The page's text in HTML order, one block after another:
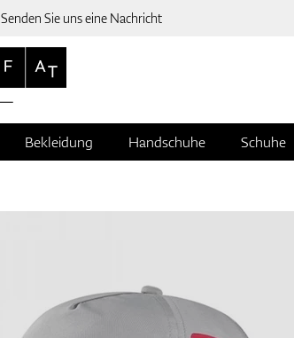
Senden Sie uns eine Nachricht
Bekleidung Handschuhe Schuhe